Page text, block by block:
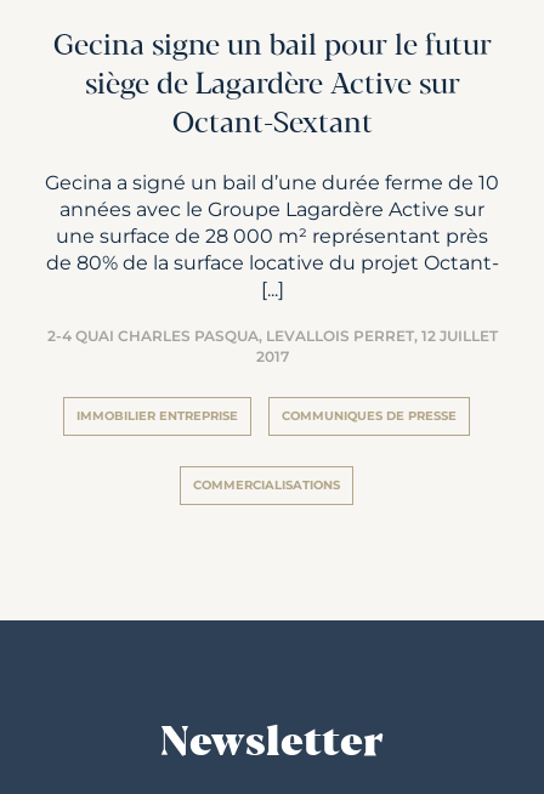
Gecina signe un bail pour le futur
siège de Lagardère Active sur
Octant-Sextant
Gecina a signé un bail d’une durée ferme de 10
années avec le Groupe Lagardère Active sur
une surface de 28 000 m² représentant près
de 80% de la surface locative du projet Octant-
[...]
2-4 QUAI CHARLES PASQUA, LEVALLOIS PERRET, 12 JUILLET
2017
IMMOBILIER ENTREPRISE COMMUNIQUES DE PRESSE
COMMERCIALISATIONS
Newsletter